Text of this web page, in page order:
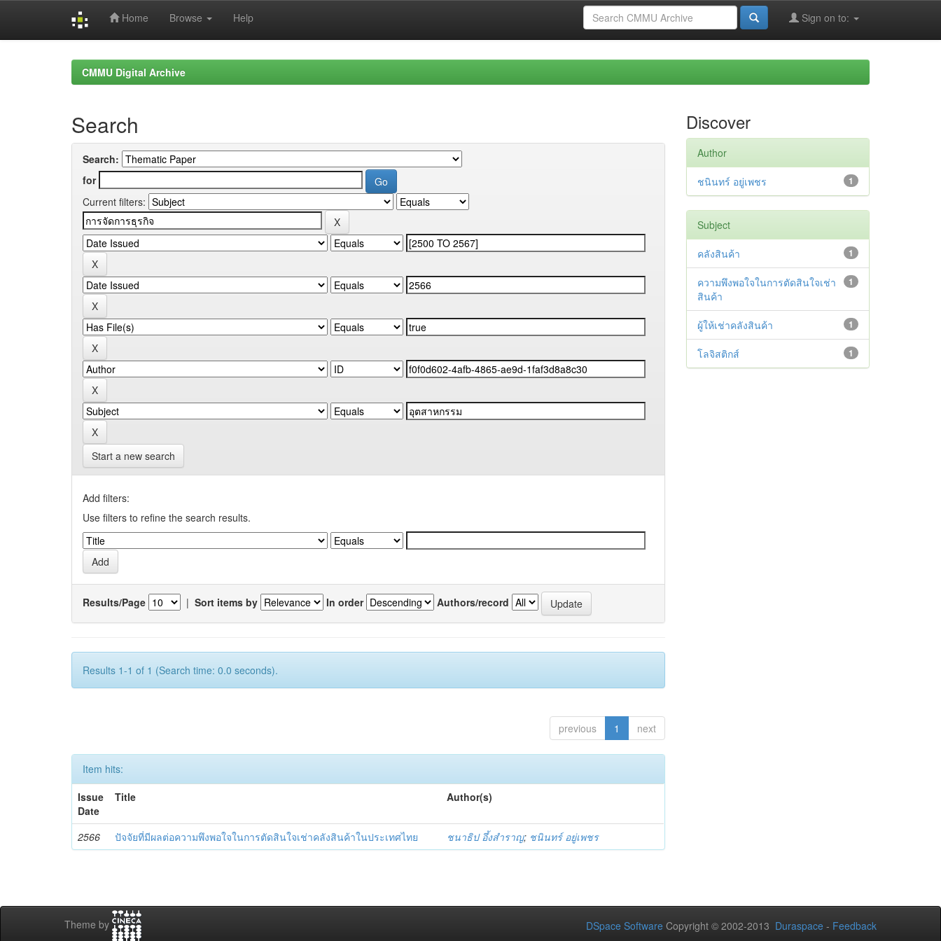
Home Browse Help Sign on to:
CMMU Digital Archive
Search
Search:
for
Current filters:
Start a new search
Add filters:
Use filters to refine the search results.
Results/Page | Sort items by In order Authors/record
Results 1-1 of 1 (Search time: 0.0 seconds).
previous 1 next
Item hits:
Issue
Date
Title Author(s)
2566 ปัจจัยที่มีผลต่อความพึงพอใจในการตัดสินใจเช่าคลังสินค้าในประเทศไทย ชนาธิป อึ้งสำราญ; ชนินทร์ อยู่เพชร
Discover
Author
1
ชนินทร์ อยู่เพชร
Subject
1
คลังสินค้า
1
ความพึงพอใจในการตัดสินใจเช่า
สินค้า
1
ผู้ให้เช่าคลังสินค้า
1
โลจิสติกส์
Theme by DSpace Software Copyright © 2002-2013 Duraspace - Feedback